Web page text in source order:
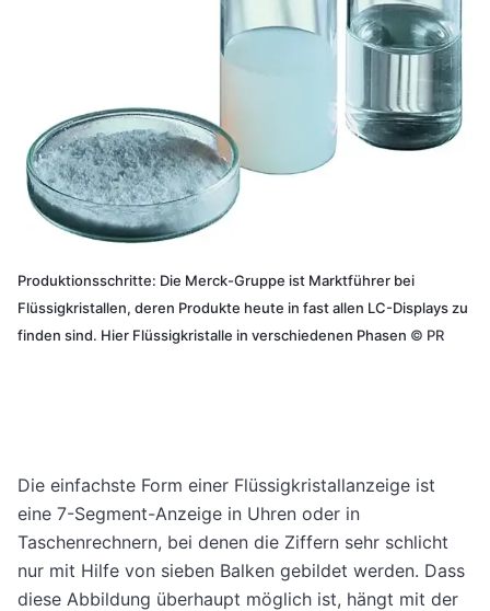
Produktionsschritte: Die Merck-Gruppe ist Marktführer bei
Flüssigkristallen, deren Produkte heute in fast allen LC-Displays zu
finden sind. Hier Flüssigkristalle in verschiedenen Phasen © PR
Die einfachste Form einer Flüssigkristallanzeige ist
eine 7-Segment-Anzeige in Uhren oder in
Taschenrechnern, bei denen die Ziffern sehr schlicht
nur mit Hilfe von sieben Balken gebildet werden. Dass
diese Abbildung überhaupt möglich ist, hängt mit der